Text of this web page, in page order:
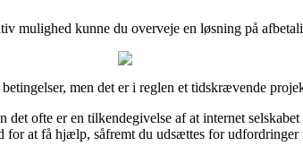
mulighed kunne du overveje en løsning på
men det er i reglen et tidskrævende
ofte er en tilkendegivelse af at internet
for at få hjælp, såfremt du udsættes for udfordringer